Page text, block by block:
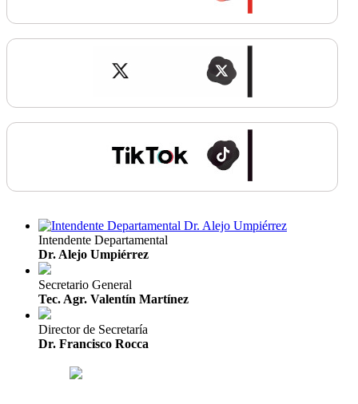
Intendente Departamental
Dr. Alejo Umpiérrez
Secretario General
Tec. Agr. Valentín Martínez
Director de Secretaría
Dr. Francisco Rocca